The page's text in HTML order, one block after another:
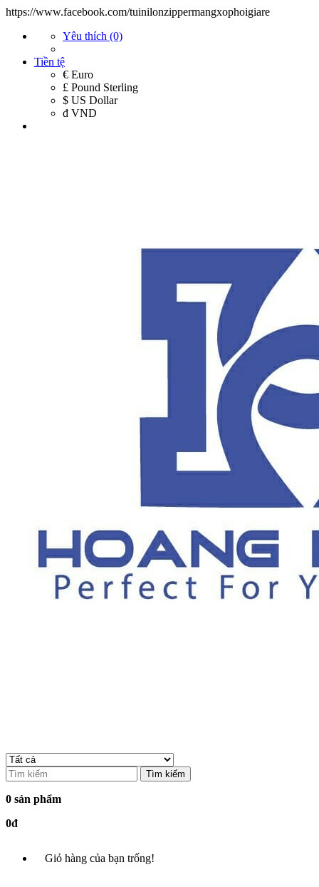
https://www.facebook.com/tuinilonzippermangxophoigiare
Yêu thích (0)
Tiền tệ
€ Euro
£ Pound Sterling
$ US Dollar
đ VND
Tìm kiếm
0 sản phẩm
0đ
Giỏ hàng của bạn trống!